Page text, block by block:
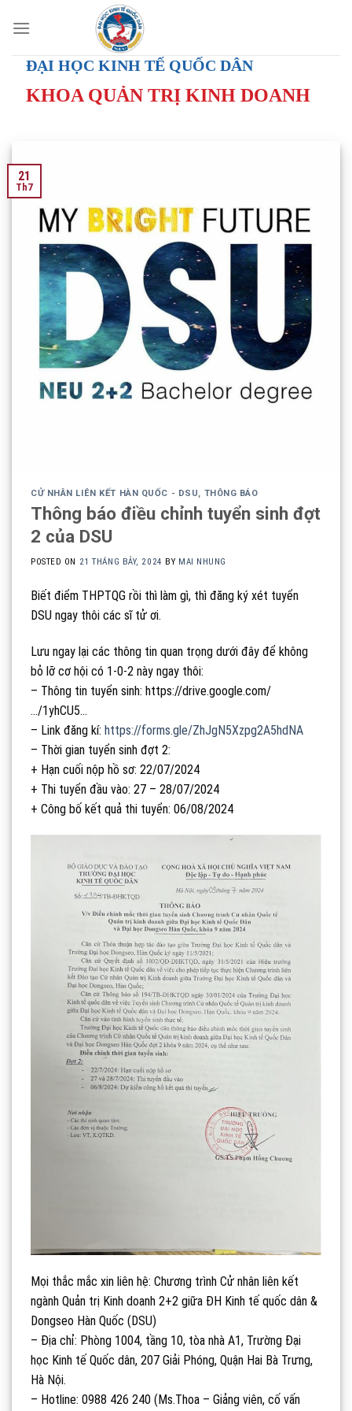
ĐẠI HỌC KINH TẾ QUỐC DÂN
KHOA QUẢN TRỊ KINH DOANH
21
Th7
CỬ NHÂN LIÊN KẾT HÀN QUỐC - DSU, THÔNG BÁO
Thông báo điều chỉnh tuyển sinh đợt
2 của DSU
POSTED ON 21 THÁNG BẢY, 2024 BY MAI NHUNG
Biết điểm THPTQG rồi thì làm gì, thì đăng ký xét tuyển
DSU ngay thôi các sĩ tử ơi.
Lưu ngay lại các thông tin quan trọng dưới đây để không
bỏ lỡ cơ hội có 1-0-2 này ngay thôi:
– Thông tin tuyển sinh: https://drive.google.com/
…/1yhCU5…
– Link đăng kí: https://forms.gle/ZhJgN5Xzpg2A5hdNA
– Thời gian tuyển sinh đợt 2:
+ Hạn cuối nộp hồ sơ: 22/07/2024
+ Thi tuyển đầu vào: 27 – 28/07/2024
+ Công bố kết quả thi tuyển: 06/08/2024
Mọi thắc mắc xin liên hệ: Chương trình Cử nhân liên kết
ngành Quản trị Kinh doanh 2+2 giữa ĐH Kinh tế quốc dân &
Dongseo Hàn Quốc (DSU)
– Địa chỉ: Phòng 1004, tầng 10, tòa nhà A1, Trường Đại
học Kinh tế Quốc dân, 207 Giải Phóng, Quận Hai Bà Trưng,
Hà Nội.
– Hotline: 0988 426 240 (Ms.Thoa – Giảng viên, cố vấn